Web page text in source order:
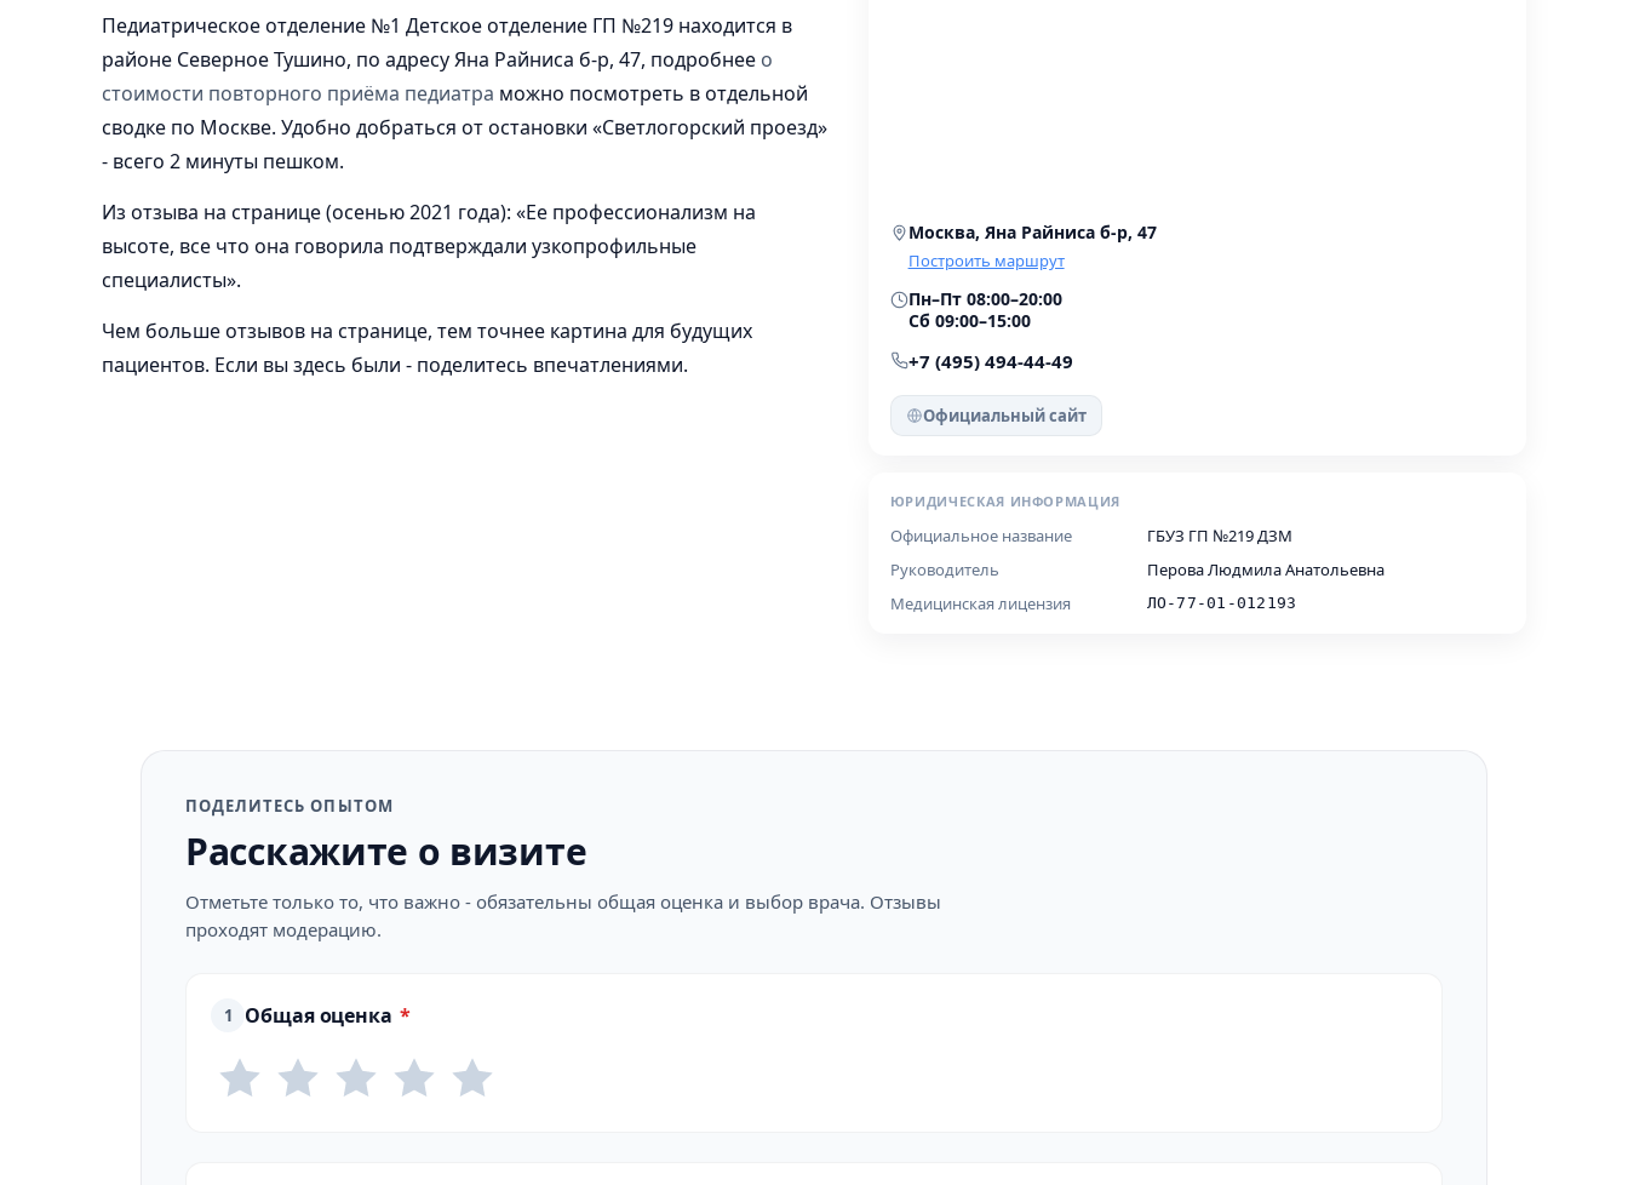
Педиатрическое отделение №1 Детское отделение ГП №219 находится в
районе Северное Тушино, по адресу Яна Райниса б-р, 47, подробнее о
стоимости повторного приёма педиатра можно посмотреть в отдельной
сводке по Москве. Удобно добраться от остановки «Светлогорский проезд»
- всего 2 минуты пешком.
Из отзыва на странице (осенью 2021 года): «Ее профессионализм на
высоте, все что она говорила подтверждали узкопрофильные
специалисты».
Чем больше отзывов на странице, тем точнее картина для будущих
пациентов. Если вы здесь были - поделитесь впечатлениями.
Москва, Яна Райниса б-р, 47
Построить маршрут
Пн–Пт 08:00–20:00
Сб 09:00–15:00
+7 (495) 494-44-49
Официальный сайт
ЮРИДИЧЕСКАЯ ИНФОРМАЦИЯ
Официальное название
ГБУЗ ГП №219 ДЗМ
Руководитель
Перова Людмила Анатольевна
Медицинская лицензия
ЛО-77-01-012193
ПОДЕЛИТЕСЬ ОПЫТОМ
Расскажите о визите
Отметьте только то, что важно - обязательны общая оценка и выбор врача. Отзывы
проходят модерацию.
1 Общая оценка *